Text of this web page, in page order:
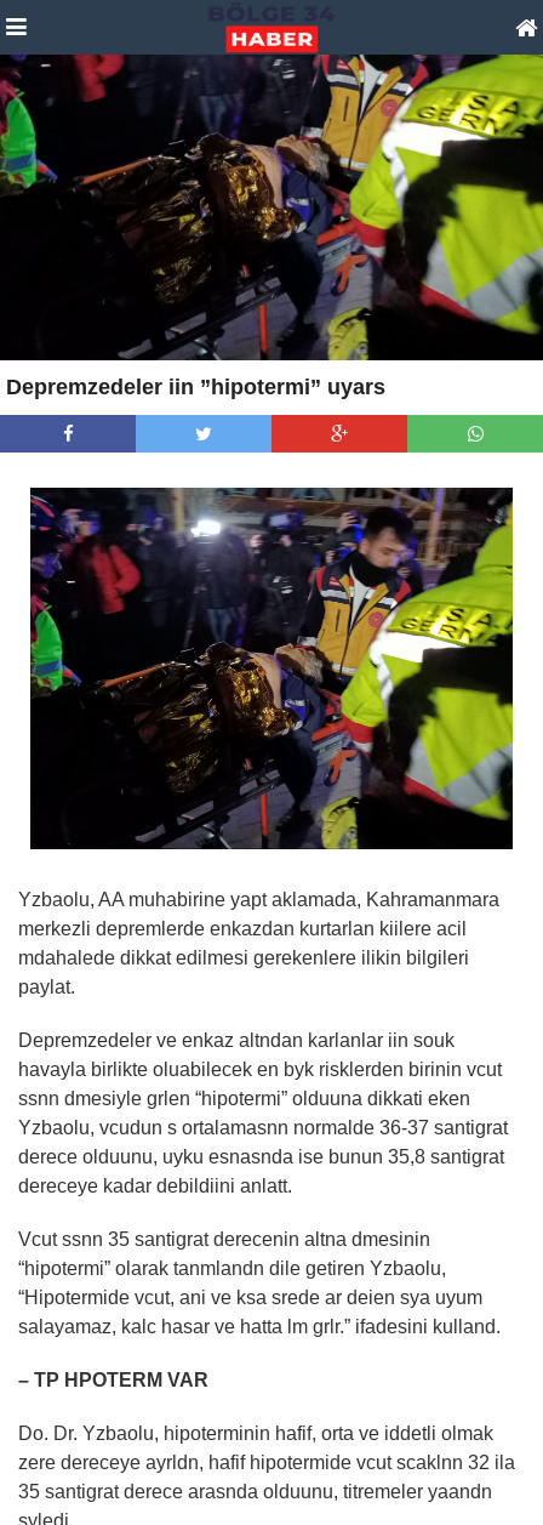
Depremzedeler iin ”hipotermi” uyars
Yzbaolu, AA muhabirine yapt aklamada, Kahramanmara
merkezli depremlerde enkazdan kurtarlan kiilere acil
mdahalede dikkat edilmesi gerekenlere ilikin bilgileri
paylat.
Depremzedeler ve enkaz altndan karlanlar iin souk
havayla birlikte oluabilecek en byk risklerden birinin vcut
ssnn dmesiyle grlen “hipotermi” olduuna dikkati eken
Yzbaolu, vcudun s ortalamasnn normalde 36-37 santigrat
derece olduunu, uyku esnasnda ise bunun 35,8 santigrat
dereceye kadar debildiini anlatt.
Vcut ssnn 35 santigrat derecenin altna dmesinin
“hipotermi” olarak tanmlandn dile getiren Yzbaolu,
“Hipotermide vcut, ani ve ksa srede ar deien sya uyum
salayamaz, kalc hasar ve hatta lm grlr.” ifadesini kulland.
– TP HPOTERM VAR
Do. Dr. Yzbaolu, hipoterminin hafif, orta ve iddetli olmak
zere dereceye ayrldn, hafif hipotermide vcut scaklnn 32 ila
35 santigrat derece arasnda olduunu, titremeler yaandn
syledi.